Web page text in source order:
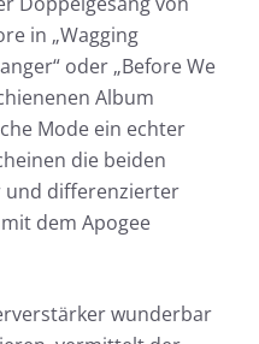
in „Wagging
oder „Before We
Album
Mode ein echter
die beiden
und differenzierter
dem Apogee
wunderbar